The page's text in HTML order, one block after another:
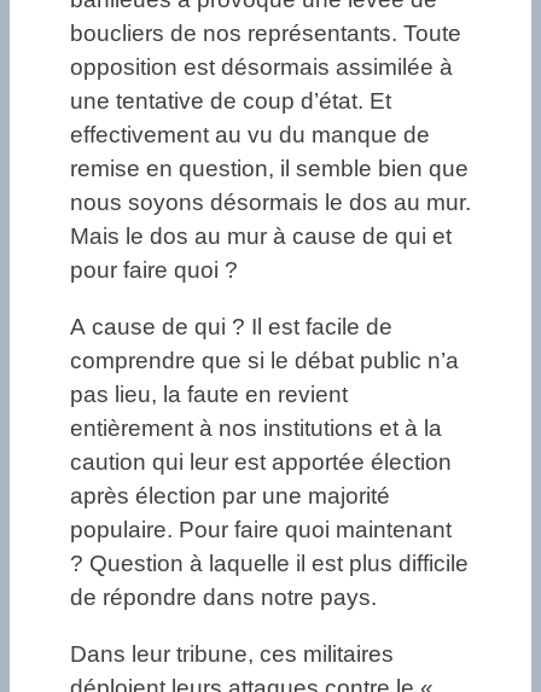
boucliers de nos représentants. Toute
opposition est désormais assimilée à
une tentative de coup d’état. Et
effectivement au vu du manque de
remise en question, il semble bien que
nous soyons désormais le dos au mur.
Mais le dos au mur à cause de qui et
pour faire quoi ?
A cause de qui ? Il est facile de
comprendre que si le débat public n’a
pas lieu, la faute en revient
entièrement à nos institutions et à la
caution qui leur est apportée élection
après élection par une majorité
populaire. Pour faire quoi maintenant
? Question à laquelle il est plus difficile
de répondre dans notre pays.
Dans leur tribune, ces militaires